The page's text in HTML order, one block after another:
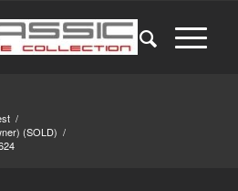
/
(SOLD) /